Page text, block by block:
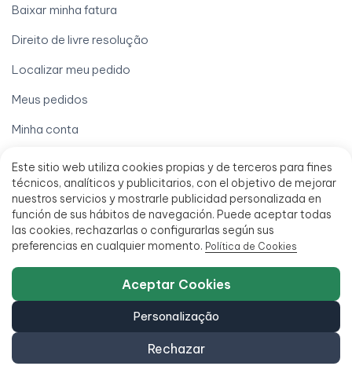
Este sitio web utiliza cookies propias y de terceros para fines
técnicos, analíticos y publicitarios, con el objetivo de mejorar
nuestros servicios y mostrarle publicidad personalizada en
función de sus hábitos de navegación. Puede aceptar todas
las cookies, rechazarlas o configurarlas según sus
preferencias en cualquier momento. Política de Cookies
Rechazar
Personalização
Aceptar Cookies
Baixar minha fatura
Direito de livre resolução
Localizar meu pedido
Meus pedidos
Minha conta
Termos legais
Aviso legal
Condições de venda
Financiamento em até 18 meses
Política de Acessibilidade